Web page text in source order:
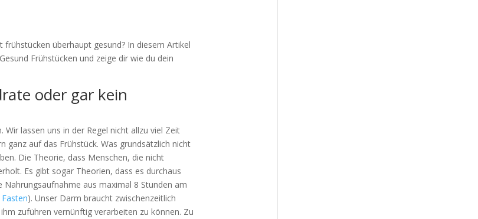
überhaupt gesund? In diesem Artikel
Frühstücken und zeige dir wie du dein
oder gar kein
lassen uns in der Regel nicht allzu viel Zeit
ganz auf das Frühstück. Was grundsätzlich nicht
Die Theorie, dass Menschen, die nicht
Es gibt sogar Theorien, dass es durchaus
aus maximal 8 Stunden am
). Unser Darm braucht zwischenzeitlich
zuführen vernünftig verarbeiten zu können. Zu